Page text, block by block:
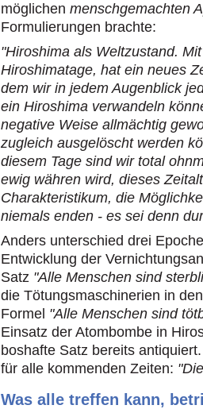
möglichen menschgemachten
Formulierungen brachte:
"Hiroshima als Weltzustand.
Hiroshimatage, hat ein neues
dem wir in jedem Augenblick
ein Hiroshima verwandeln
negative Weise allmächtig
zugleich ausgelöscht werden
diesem Tage sind wir total
ewig währen wird, dieses
Charakteristikum, die
niemals enden - es sei denn
Anders unterschied drei
Entwicklung der
Satz "Alle Menschen sind
die Tötungsmaschinerien in
Formel "Alle Menschen sind
Einsatz der Atombombe in
boshafte Satz bereits
für alle kommenden Zeiten:
Was alle treffen kann,